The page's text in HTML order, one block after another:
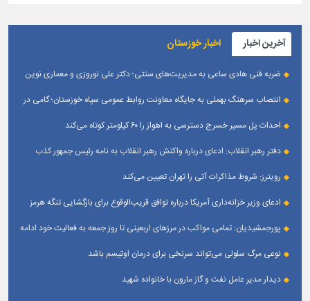
آخرین اخبار اخبار خوزستان
ضربه فنی هادی ساعی به مدیریت‌های سنتی؛ دکتر علی نوروزی و معماری نوین
انتصاب سرهنگ بهمئی به جایگاه معاونت روابط عمومی سپاه خوزستان؛ گامی در
احداث پل مسیر خسرج دسترسی به اهواز را ۶۰ کیلومتر کوتاه می‌کند
دفتر رهبر انقلاب: ادعای درباره واکنش رهبر انقلاب به نامه رئیس جمهور کذب
رویترز: شروط مذاکرات آتی را تهران تعیین می‌کند
ادعای وزیر خزانه‌داری آمریکا درباره توافق قریب‌الوقوع برای بازگشایی تنگه هرمز
پورجمشیدیان: تمامی مواکب در مرزهای اربعینی تا روز جمعه به فعالیت خود ادامه
نوعی مرگ سلولی می‌تواند سرنخی برای درمان اوتیسم باشد
دیدار مدیر عامل نفت و گاز مارون با خانواده شهید